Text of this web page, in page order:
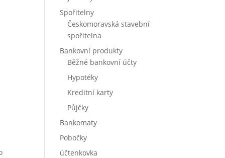
Spořitelny
Českomoravská stavební
spořitelna
Bankovní produkty
Běžné bankovní účty
Hypotéky
Kreditní karty
Půjčky
Bankomaty
Pobočky
účtenkovka